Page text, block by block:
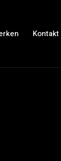
Kontakt